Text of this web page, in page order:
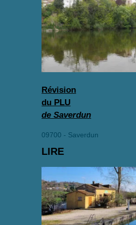
Révision
du PLU
de Saverdun
09700 - Saverdun
LIRE